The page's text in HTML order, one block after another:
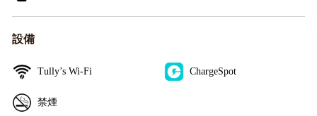
設備
Tully’s Wi-Fi ChargeSpot
禁煙